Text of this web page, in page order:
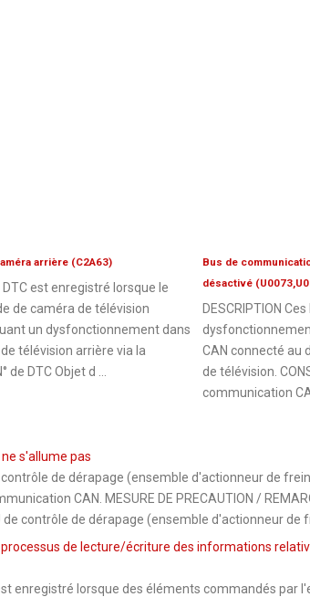
arrière (C2A63)
DTC est enregistré lorsque le
de caméra de télévision
un dysfonctionnement dans
télévision arrière via la
DTC Objet d ...
Bus de
désactivé
DESCRIPTION
CAN connecté au
de télévision.
communication
s'allume pas
contrôle de dérapage (ensemble d'actionneur de
CAN. MESURE DE PRECAUTION /
contrôle de dérapage (ensemble d'actionneur de
de lecture/écriture des informations
est enregistré lorsque des éléments commandés par